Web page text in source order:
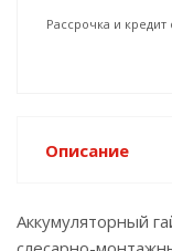
Рассрочка и кредит
Описание
Аккумуляторный